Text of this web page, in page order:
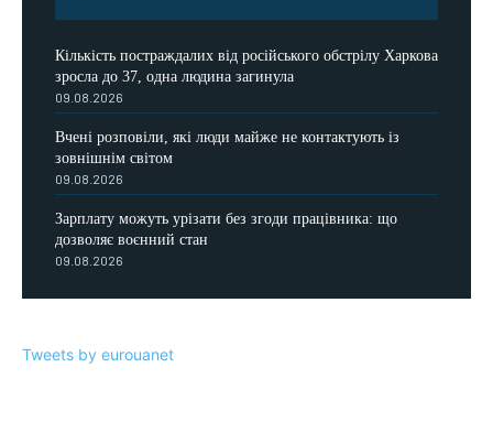
Кількість постраждалих від російського обстрілу Харкова
зросла до 37, одна людина загинула
09.08.2026
Вчені розповіли, які люди майже не контактують із
зовнішнім світом
09.08.2026
Зарплату можуть урізати без згоди працівника: що
дозволяє воєнний стан
09.08.2026
Tweets by eurouanet